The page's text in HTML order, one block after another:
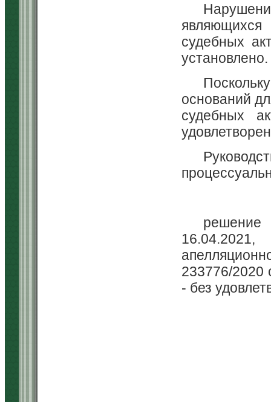
судебных
установлено.
оснований
судебных
233776/2020
- без